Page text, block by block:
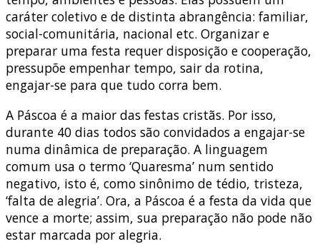
caráter coletivo e de distinta abrangência: familiar,
social-comunitária, nacional etc. Organizar e
preparar uma festa requer disposição e cooperação,
pressupõe empenhar tempo, sair da rotina,
engajar-se para que tudo corra bem.
A Páscoa é a maior das festas cristãs. Por isso,
durante 40 dias todos são convidados a engajar-se
numa dinâmica de preparação. A linguagem
comum usa o termo ‘Quaresma’ num sentido
negativo, isto é, como sinônimo de tédio, tristeza,
‘falta de alegria’. Ora, a Páscoa é a festa da vida que
vence a morte; assim, sua preparação não pode não
estar marcada por alegria.